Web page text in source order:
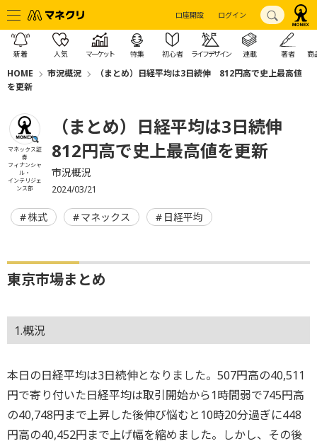
口座開設 ログイン
新着 人気 マーケット 特集 初心者 ライフデザイン 連載 著者 商
HOME 市況概況
（まとめ）日経平均は3日続伸 812円高で史上最高値
を更新
マネックス証
券
フィナンシャ
ル・
インテリジェ
ンス部
（まとめ）日経平均は3日続伸
812円高で史上最高値を更新
市況概況
2024/03/21
株式 マネックス 日経平均
東京市場まとめ
1.概況
本日の日経平均は3日続伸となりました。507円高の40,511
円で寄り付いた日経平均は取引開始から1時間弱で745円高
の40,748円まで上昇した後伸び悩むと10時20分過ぎに448
円高の40,452円まで上げ幅を縮めました。しかし、その後